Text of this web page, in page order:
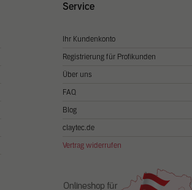
Service
Ihr Kundenkonto
Registrierung für Profikunden
Über uns
FAQ
Blog
claytec.de
Vertrag widerrufen